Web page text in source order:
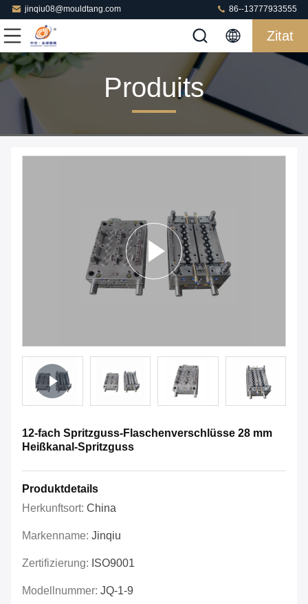
jinqiu08@mouldtang.com 86--13777933555
Zitat
Produits
12-fach Spritzguss-Flaschenverschlüsse 28 mm
Heißkanal-Spritzguss
Produktdetails
Herkunftsort: China
Markenname: Jinqiu
Zertifizierung: ISO9001
Modellnummer: JQ-1-9